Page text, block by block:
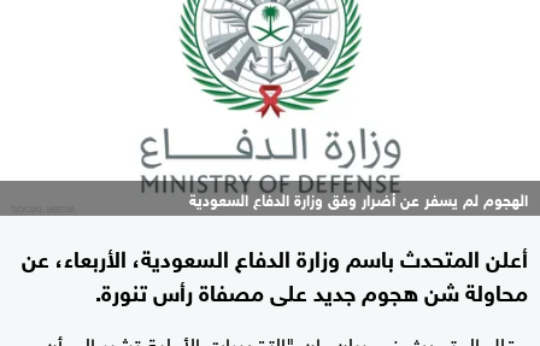
الهجوم لم يسفر عن أضرار وفق وزارة الدفاع السعودية
أعلن المتحدث باسم وزارة الدفاع السعودية، الأربعاء، عن
محاولة شن هجوم جديد على مصفاة رأس تنورة.